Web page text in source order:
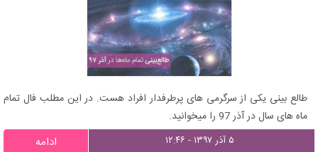
طالع بینی یکی از سرگرمی های پرطرفدار افراد هست. در این مطلب فال تمام
ماه های سال در آذر 97 را میخوانید.
۵ آذر ۱۳۹۷ - ۱۲:۴۶ ادامه